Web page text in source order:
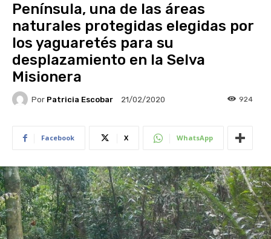
Península, una de las áreas
naturales protegidas elegidas por
los yaguaretés para su
desplazamiento en la Selva
Misionera
Por Patricia Escobar 21/02/2020 924
Facebook X WhatsApp